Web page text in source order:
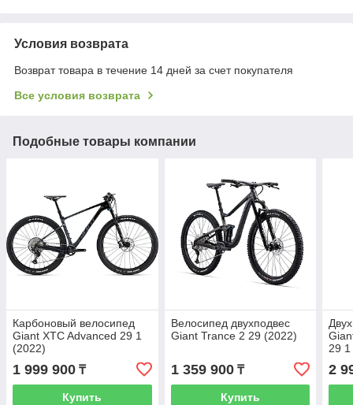
Условия возврата
Возврат товара в течение 14 дней за счет покупателя
Все условия возврата
Подобные товары компании
Карбоновый велосипед
Giant XTC Advanced 29 1
(2022)
1 999 900 ₸
Купить
Велосипед двухподвес
Giant Trance 2 29 (2022)
1 359 900₸
Купить
29
2